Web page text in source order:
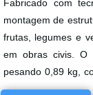
Fabricado com
montagem de
frutas, legumes e
em obras civis. O
pesando 0,89 kg,
tem pressão de tr....